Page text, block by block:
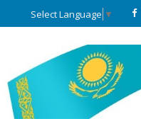
Select Language ▼